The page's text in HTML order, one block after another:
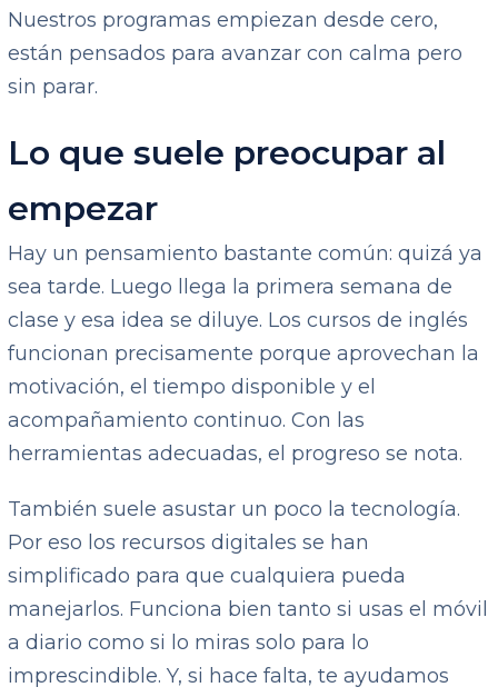
Nuestros programas empiezan desde cero,
están pensados para avanzar con calma pero
sin parar.
Lo que suele preocupar al
empezar
Hay un pensamiento bastante común: quizá ya
sea tarde. Luego llega la primera semana de
clase y esa idea se diluye. Los cursos de inglés
funcionan precisamente porque aprovechan la
motivación, el tiempo disponible y el
acompañamiento continuo. Con las
herramientas adecuadas, el progreso se nota.
También suele asustar un poco la tecnología.
Por eso los recursos digitales se han
simplificado para que cualquiera pueda
manejarlos. Funciona bien tanto si usas el móvil
a diario como si lo miras solo para lo
imprescindible. Y, si hace falta, te ayudamos